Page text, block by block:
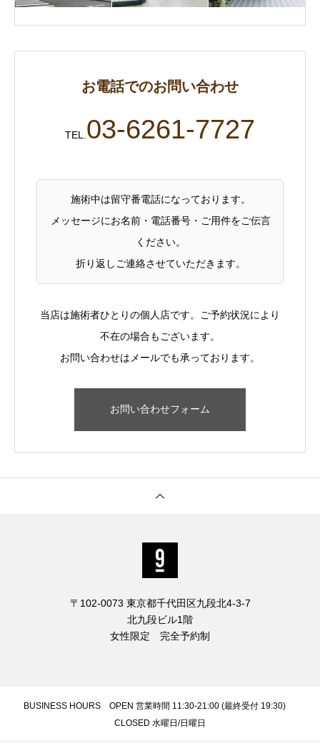
お電話でのお問い合わせ
TEL. 03-6261-7727
施術中は留守番電話になっております。
メッセージにお名前・電話番号・ご用件をご伝言
ください。
折り返しご連絡させていただきます。
当 店は施術者ひとりの個人店です。ご予約状況により
不在の場合もございます。
お問い合わせはメールでも承っております。
お問い合わせフォーム
〒102-0073 東京都千代田区九段北4-3-7
北九段ビル1階
女性限定 完全予約制
BUSINESS HOURS OPEN 営業時間 11:30-21:00 (最終受付 19:30)
CLOSED 水曜日/日曜日